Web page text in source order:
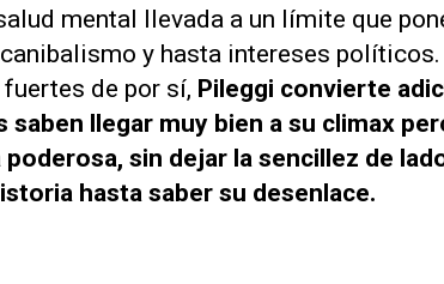
mental llevada a un límite que
y hasta intereses
de por sí, Pileggi convierte
saben llegar muy bien a su climax
poderosa, sin dejar la sencillez de
hasta saber su desenlace.